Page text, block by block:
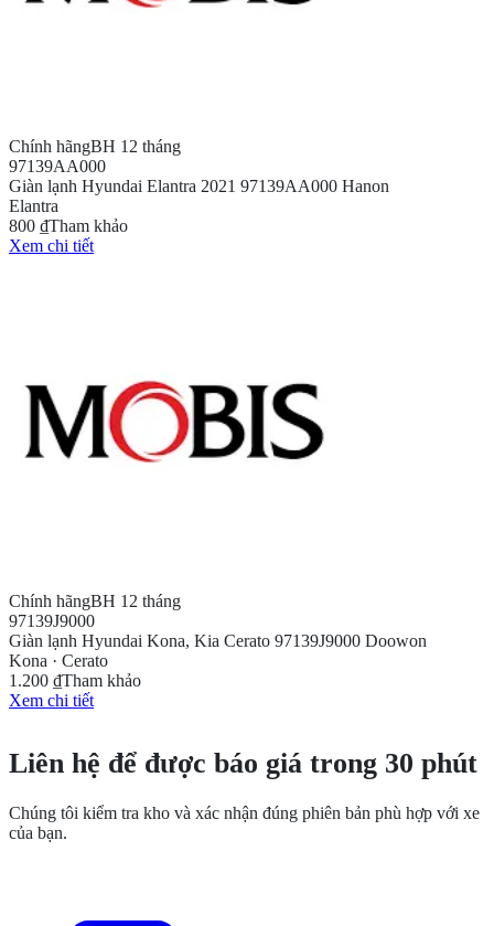
Chính hãngBH 12 tháng
97139AA000
Giàn lạnh Hyundai Elantra 2021 97139AA000 Hanon
Elantra
800 ₫Tham khảo
Xem chi tiết
Chính hãngBH 12 tháng
97139J9000
Giàn lạnh Hyundai Kona, Kia Cerato 97139J9000 Doowon
Kona · Cerato
1.200 ₫Tham khảo
Xem chi tiết
Liên hệ để được báo giá trong 30 phút
Chúng tôi kiểm tra kho và xác nhận đúng phiên bản phù hợp với xe
của bạn.